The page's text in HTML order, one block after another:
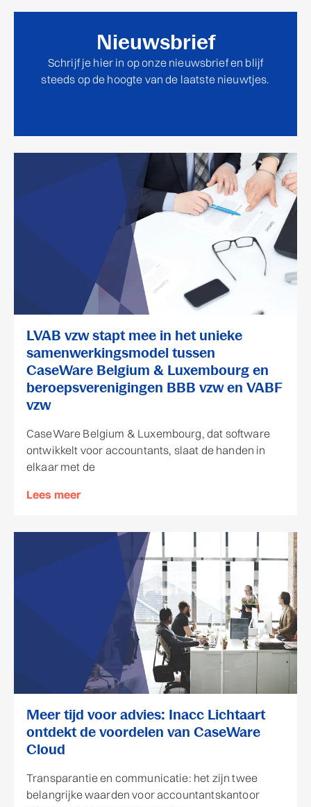
Nieuwsbrief
Schrijf je hier in op onze nieuwsbrief en blijf
steeds op de hoogte van de laatste nieuwtjes.
LVAB vzw stapt mee in het unieke
samenwerkingsmodel tussen
CaseWare Belgium & Luxembourg en
beroepsverenigingen BBB vzw en VABF
vzw
CaseWare Belgium & Luxembourg, dat software
ontwikkelt voor accountants, slaat de handen in
elkaar met de
Lees meer
Meer tijd voor advies: Inacc Lichtaart
ontdekt de voordelen van CaseWare
Cloud
Transparantie en communicatie: het zijn twee
belangrijke waarden voor accountantskantoor